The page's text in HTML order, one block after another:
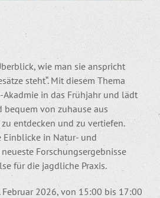
wie man sie anspricht
steht“. Mit diesem Thema
Akadmie in das Frühjahr und lädt
bequem von zuhause aus
entdecken und zu vertiefen.
Einblicke in Natur- und
Forschungsergebnisse
für die jagdliche Praxis.
2026, von 15:00 bis 17:00